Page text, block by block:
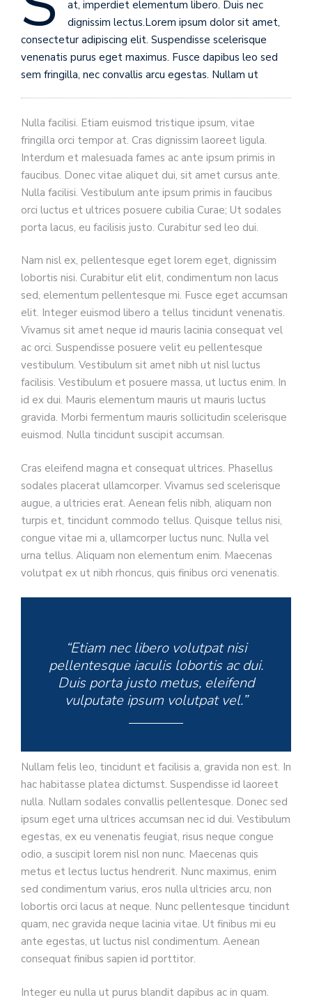
at, imperdiet elementum libero. Duis nec
dignissim lectus.Lorem ipsum dolor sit amet,
consectetur adipiscing elit. Suspendisse scelerisque
venenatis purus eget maximus. Fusce dapibus leo sed
sem fringilla, nec convallis arcu egestas. Nullam ut
Nulla facilisi. Etiam euismod tristique ipsum, vitae
fringilla orci tempor at. Cras dignissim laoreet ligula.
Interdum et malesuada fames ac ante ipsum primis in
faucibus. Donec vitae aliquet dui, sit amet cursus ante.
Nulla facilisi. Vestibulum ante ipsum primis in faucibus
orci luctus et ultrices posuere cubilia Curae; Ut sodales
porta lacus, eu facilisis justo. Curabitur sed leo dui.
Nam nisl ex, pellentesque eget lorem eget, dignissim
lobortis nisi. Curabitur elit elit, condimentum non lacus
sed, elementum pellentesque mi. Fusce eget accumsan
elit. Integer euismod libero a tellus tincidunt venenatis.
Vivamus sit amet neque id mauris lacinia consequat vel
ac orci. Suspendisse posuere velit eu pellentesque
vestibulum. Vestibulum sit amet nibh ut nisl luctus
facilisis. Vestibulum et posuere massa, ut luctus enim. In
id ex dui. Mauris elementum mauris ut mauris luctus
gravida. Morbi fermentum mauris sollicitudin scelerisque
euismod. Nulla tincidunt suscipit accumsan.
Cras eleifend magna et consequat ultrices. Phasellus
sodales placerat ullamcorper. Vivamus sed scelerisque
augue, a ultricies erat. Aenean felis nibh, aliquam non
turpis et, tincidunt commodo tellus. Quisque tellus nisi,
congue vitae mi a, ullamcorper luctus nunc. Nulla vel
urna tellus. Aliquam non elementum enim. Maecenas
volutpat ex ut nibh rhoncus, quis finibus orci venenatis.
“Etiam nec libero volutpat nisi
pellentesque iaculis lobortis ac dui.
Duis porta justo metus, eleifend
vulputate ipsum volutpat vel.”
Nullam felis leo, tincidunt et facilisis a, gravida non est. In
hac habitasse platea dictumst. Suspendisse id laoreet
nulla. Nullam sodales convallis pellentesque. Donec sed
ipsum eget urna ultrices accumsan nec id dui. Vestibulum
egestas, ex eu venenatis feugiat, risus neque congue
odio, a suscipit lorem nisl non nunc. Maecenas quis
metus et lectus luctus hendrerit. Nunc maximus, enim
sed condimentum varius, eros nulla ultricies arcu, non
lobortis orci lacus at neque. Nunc pellentesque tincidunt
quam, nec gravida neque lacinia vitae. Ut finibus mi eu
ante egestas, ut luctus nisl condimentum. Aenean
consequat finibus sapien id porttitor.
Integer eu nulla ut purus blandit dapibus ac in quam.